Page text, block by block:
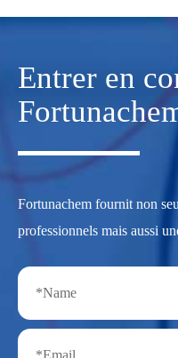
Entrer en
Fortunachem fournit non
professionnels mais aussi